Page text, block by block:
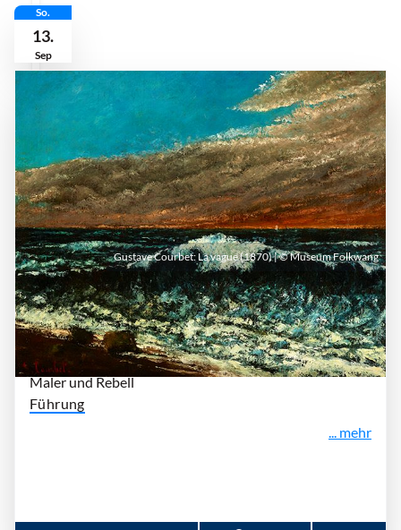
So.
13.
Sep
Sonntag, 13. September 2026 | 11:30 Uhr -
12:30 Uhr| Museum Folkwang Essen
Ich, Gustave Courbet
Maler und Rebell
Führung
... mehr
Gustave Courbet: La vague (1870) | © Museum Folkwang